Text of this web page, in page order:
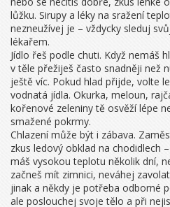
lůžku. Sirupy a léky na sražení
nezneužívej je – vždycky sleduj
lékařem.
Jídlo řeš podle chuti. Když nemáš
v těle přežiješ často snadněji než
ještě víc. Pokud hlad přijde, volte
vodnatá jídla. Okurka, meloun,
kořenové zeleniny tě osvěží lépe
smažené pokrmy.
Chlazení může být i zábava.
zkus ledový obklad na chodidlech
máš vysokou teplotu několik dní,
začneš mít zimnici, neváhej
jinak a někdy je potřeba odborné
ale poslouchej svoje tělo a při